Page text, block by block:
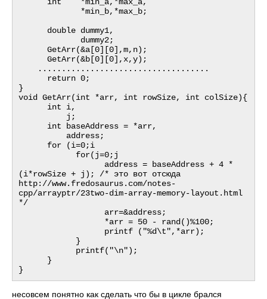
}
void GetArr(int *arr, int rowSize, int colSize){
(i*rowSize + j); /* это вот отсюда
http://www.fredosaurus.com/notes-
cpp/arrayptr/23two-dim-array-memory-layout.html
*/
несовсем понятно как сделать что бы в цикле брался